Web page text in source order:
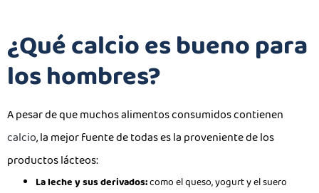
¿Qué calcio es bueno para
los hombres?
A pesar de que muchos alimentos consumidos contienen
calcio, la mejor fuente de todas es la proveniente de los
productos lácteos:
La leche y sus derivados:como el queso, yogurt y el suero